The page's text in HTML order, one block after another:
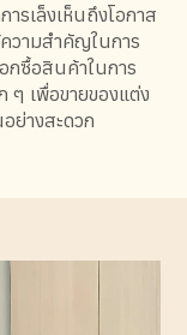
รเล็งเห็นถึงโอกาส
วามสำคัญในการ
กซื้อสินค้าในการ
ๆ เพื่อขายของแต่ง
ย่างสะดวก